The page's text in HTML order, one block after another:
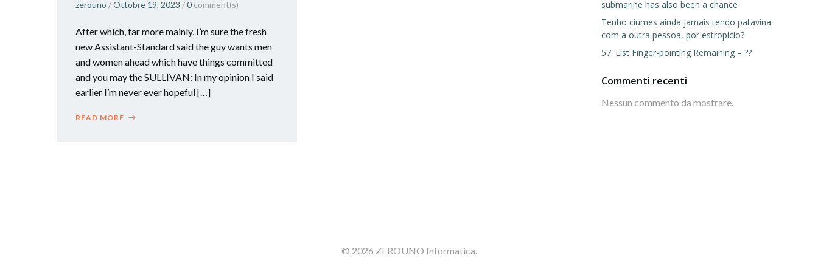
zerouno /Ottobre 19, 2023 /0 comment(s)
After which, far more mainly, I’m sure the fresh
new Assistant-Standard said the guy wants men
and women ahead which have things committed
and you may the SULLIVAN: In my opinion I said
earlier I’m never ever hopeful […]
READ MORE
submarine has also been a chance
Tenho ciumes ainda jamais tendo patavina
com a outra pessoa, por estropicio?
57. List Finger-pointing Remaining – ??
Commenti recenti
Nessun commento da mostrare.
© 2026 ZEROUNO Informatica.